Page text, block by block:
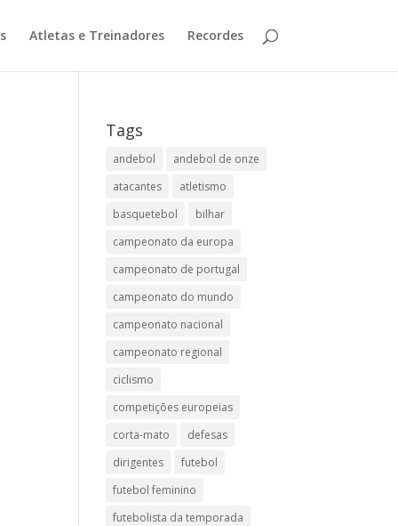
Atletas e Treinadores Recordes
Tags
andebol
andebol de onze
atacantes
atletismo
basquetebol
bilhar
campeonato da europa
campeonato de portugal
campeonato do mundo
campeonato nacional
campeonato regional
ciclismo
competições europeias
corta-mato
defesas
dirigentes
futebol
futebol feminino
futebolista da temporada